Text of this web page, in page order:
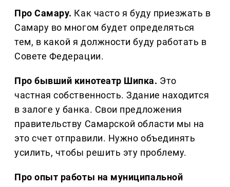
Про Самару. Как часто я буду приезжать в
Самару во многом будет определяться
тем, в какой я должности буду работать в
Совете Федерации.
Про бывший кинотеатр Шипка. Это
частная собственность. Здание находится
в залоге у банка. Свои предложения
правительству Самарской области мы на
это счет отправили. Нужно объединять
усилить, чтобы решить эту проблему.
Про опыт работы на муниципальной